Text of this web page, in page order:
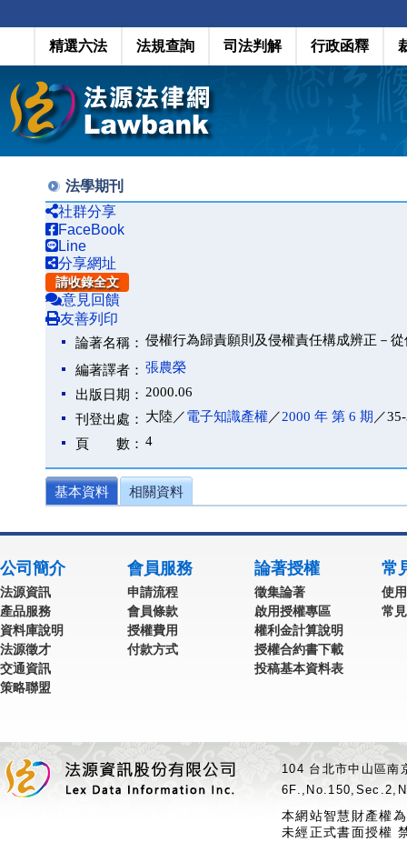
精選六法 法規查詢 司法判解 行政函釋
法學期刊
社群分享
FaceBook
Line
分享網址
請收錄全文
意見回饋
友善列印
論著名稱： 侵權行為歸責願則及侵權責任構成辨正－
編著譯者： 張農榮
出版日期： 2000.06
刊登出處： 大陸／電子知識產權／2000 年 第 6 期 ／
頁 數： 4
基本資料 相關資料
公司簡介
法源資訊
產品服務
資料庫說明
法源徵才
交通資訊
策略聯盟
會員服務
申請流程
會員條款
授權費用
付款方式
論著授權
徵集論著
啟用授權專區
權利金計算說明
授權合約書下載
投稿基本資料表
常
使
常
104 台北市中山區
本網站智慧財產權
未經正式書面授權